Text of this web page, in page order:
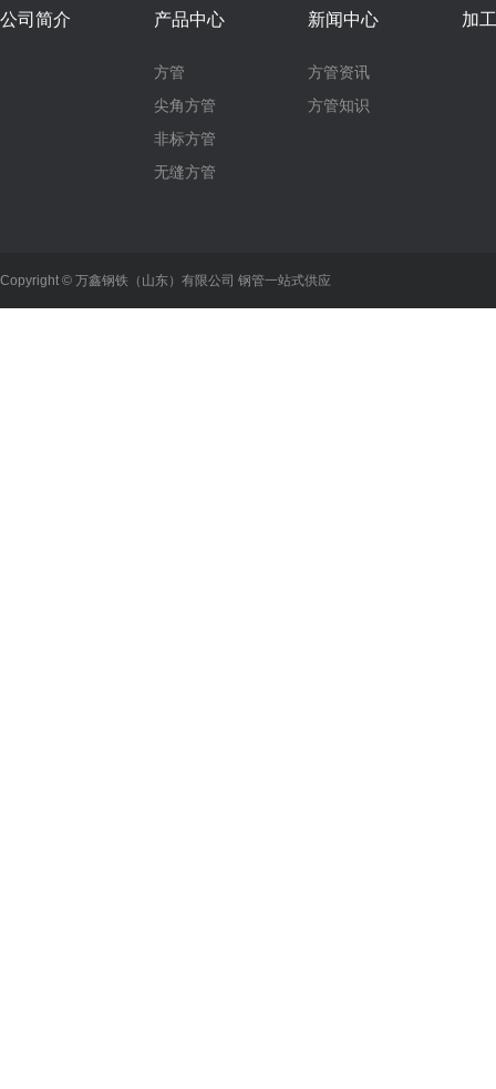
公司简介 产品中心
方管
尖角方管
非标方管
无缝方管
新闻中心
方管资讯
方管知识
加
Copyright © 万鑫钢铁（山东）有限公司 钢管一站式供应